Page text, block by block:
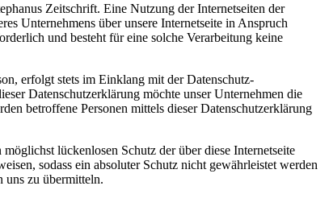
Zeitschrift. Eine Nutzung der Internetseiten der
Unternehmens über unsere Internetseite in Anspruch
und besteht für eine solche Verarbeitung keine
erfolgt stets im Einklang mit der Datenschutz-
Datenschutzerklärung möchte unser Unternehmen die
betroffene Personen mittels dieser Datenschutzerklärung
lückenlosen Schutz der über diese Internetseite
sodass ein absoluter Schutz nicht gewährleistet werden
uns zu übermitteln.